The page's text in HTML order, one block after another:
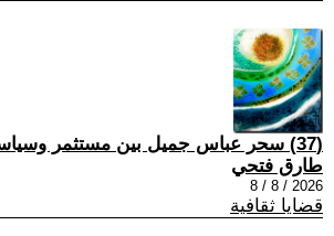
(37) سحر عباس جميل بين مستثمر وسياسي اطاري
طارق فتحي
2026 / 8 / 8
قضايا ثقافية